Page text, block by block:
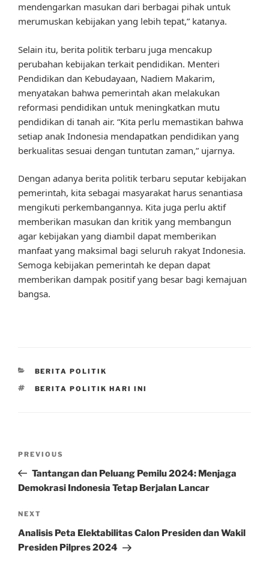
mendengarkan masukan dari berbagai pihak untuk
merumuskan kebijakan yang lebih tepat,” katanya.
Selain itu, berita politik terbaru juga mencakup
perubahan kebijakan terkait pendidikan. Menteri
Pendidikan dan Kebudayaan, Nadiem Makarim,
menyatakan bahwa pemerintah akan melakukan
reformasi pendidikan untuk meningkatkan mutu
pendidikan di tanah air. “Kita perlu memastikan bahwa
setiap anak Indonesia mendapatkan pendidikan yang
berkualitas sesuai dengan tuntutan zaman,” ujarnya.
Dengan adanya berita politik terbaru seputar kebijakan
pemerintah, kita sebagai masyarakat harus senantiasa
mengikuti perkembangannya. Kita juga perlu aktif
memberikan masukan dan kritik yang membangun
agar kebijakan yang diambil dapat memberikan
manfaat yang maksimal bagi seluruh rakyat Indonesia.
Semoga kebijakan pemerintah ke depan dapat
memberikan dampak positif yang besar bagi kemajuan
bangsa.
CATEGORIES
BERITA POLITIK
TAGS
BERITA POLITIK HARI INI
Previous
Post
PREVIOUS
Tantangan dan Peluang Pemilu 2024: Menjaga
Demokrasi Indonesia Tetap Berjalan Lancar
Next
Post
NEXT
Analisis Peta Elektabilitas Calon Presiden dan Wakil
Presiden Pilpres 2024